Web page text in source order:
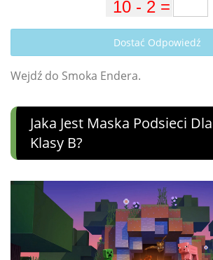
Dostać Odpowiedź
Wejdź do Smoka Endera.
Jaka Jest Maska ​​podsieci
Klasy B?